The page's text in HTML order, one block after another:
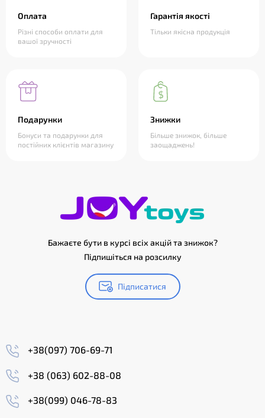
Оплата
Різні способи оплати для
вашої зручності
Гарантія якості
Тільки якісна продукція
Подарунки
Бонуси та подарунки для
постійних клієнтів магазину
Знижки
Більше знижок, більше
заощаджень!
Бажаєте бути в курсі всіх акцій та знижок?
Підпишіться на розсилку
Підписатися
+38(097) 706-69-71
+38 (063) 602-88-08
+38(099) 046-78-83